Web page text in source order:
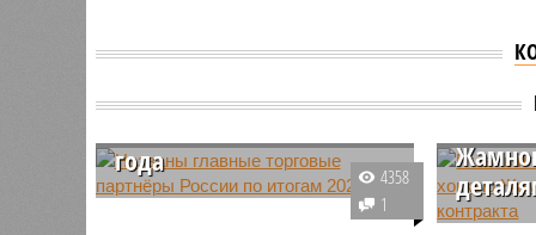
Названы главные
торговые партнёры
года
В число основных торговых
партнёров РФ больше не входят
4358
1
Главный